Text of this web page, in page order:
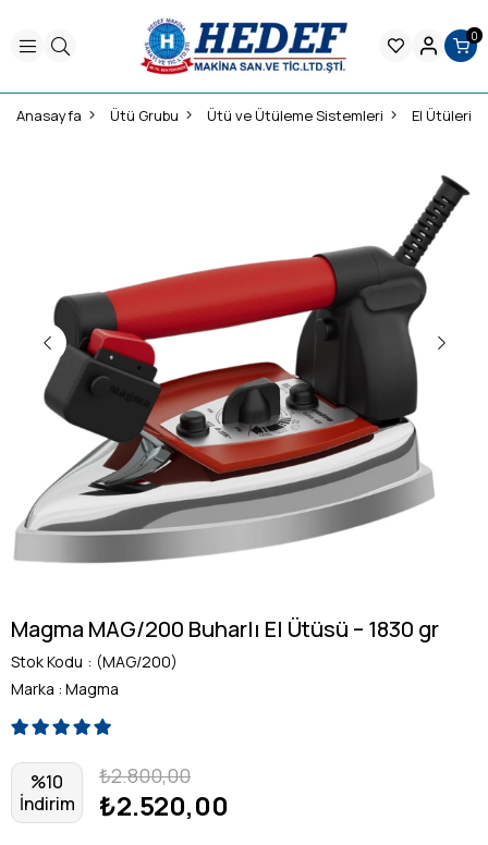
0
Anasayfa Ütü Grubu Ütü ve Ütüleme Sistemleri El Ütüleri
Magma MAG/200 Buharlı El Ütüsü – 1830 gr
Stok Kodu
(MAG/200)
Marka : Magma
%10
İndirim
₺2.800,00
₺2.520,00